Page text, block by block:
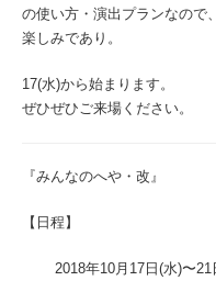
の使い方・演出プランなので
楽しみであり。
17(水)から始まります。
ぜひぜひご来場ください。
『みんなのへや・改』
【日程】
2018年10月17日(水)〜21